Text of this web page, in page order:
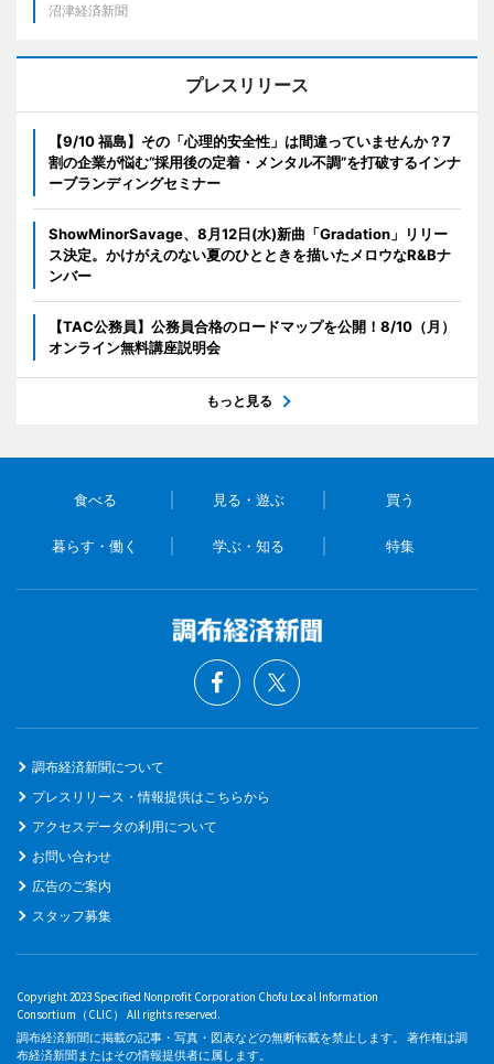
沼津経済新聞
プレスリリース
【9/10 福島】その「心理的安全性」は間違っていませんか？7
割の企業が悩む“採用後の定着・メンタル不調”を打破するインナ
ーブランディングセミナー
ShowMinorSavage、8月12日(水)新曲「Gradation」リリー
ス決定。かけがえのない夏のひとときを描いたメロウなR&Bナ
ンバー
【TAC公務員】公務員合格のロードマップを公開！8/10（月）
オンライン無料講座説明会
もっと見る
食べる 見る・遊ぶ 買う
暮らす・働く 学ぶ・知る 特集
調布経済新聞について
プレスリリース・情報提供はこちらから
アクセスデータの利用について
お問い合わせ
広告のご案内
スタッフ募集
Copyright 2023 Specified Nonprofit Corporation Chofu Local Information
Consortium（CLIC） All rights reserved.
調布経済新聞に掲載の記事・写真・図表などの無断転載を禁止します。 著作権は調
布経済新聞またはその情報提供者に属します。